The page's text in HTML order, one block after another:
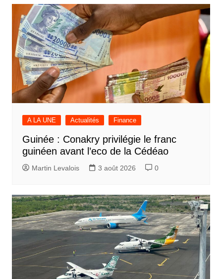
A LA UNE Actualités Finance
Guinée : Conakry privilégie le franc
guinéen avant l’eco de la Cédéao
Martin Levalois 3 août 2026 0